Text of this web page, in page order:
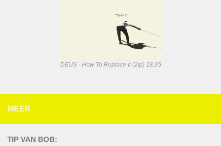
DEUS - How To Replace It (2lp) 18,95
MEER
TIP VAN BOB: